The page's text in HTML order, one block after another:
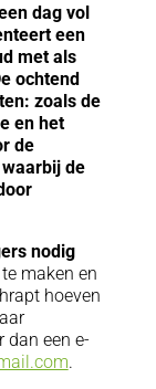
dag vol
een
met als
ochtend
zoals de
en het
de
de
nodig
maken en
hoeven
dan een e-
.